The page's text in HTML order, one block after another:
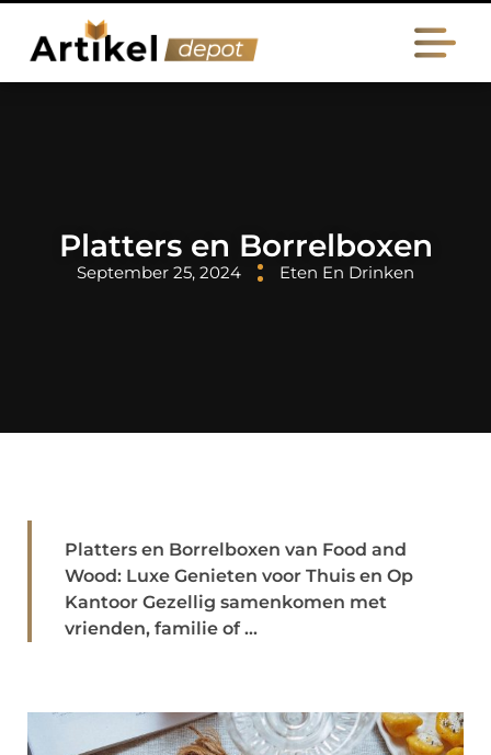
Platters en Borrelboxen
September 25, 2024 Eten En Drinken
Platters en Borrelboxen van Food and
Wood: Luxe Genieten voor Thuis en Op
Kantoor Gezellig samenkomen met
vrienden, familie of ...